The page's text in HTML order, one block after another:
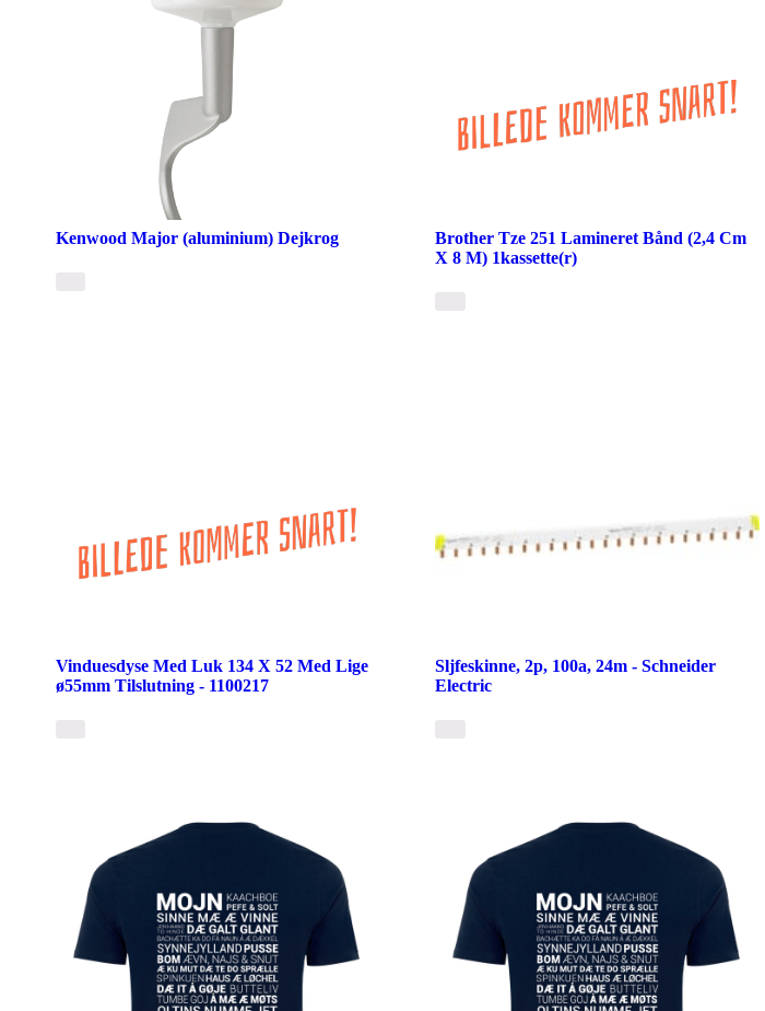
Kenwood Major (aluminium) Dejkrog
Brother Tze 251 Lamineret Bånd (2,4 Cm
X 8 M) 1kassette(r)
Vinduesdyse Med Luk 134 X 52 Med Lige
ø55mm Tilslutning - 1100217
Sljfeskinne, 2p, 100a, 24m - Schneider
Electric